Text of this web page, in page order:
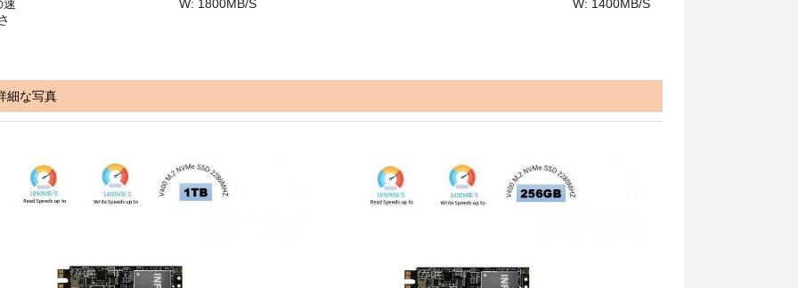
速
W: 1800MB/S
W: 1400MB/S
細な写真